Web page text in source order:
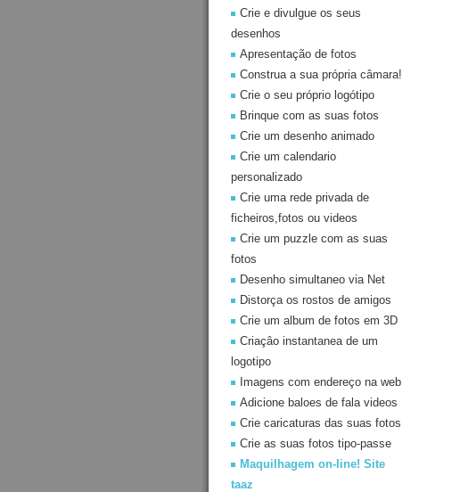
Crie e divulgue os seus
desenhos
Apresentação de fotos
Construa a sua própria câmara!
Crie o seu próprio logótipo
Brinque com as suas fotos
Crie um desenho animado
Crie um calendario
personalizado
Crie uma rede privada de
ficheiros,fotos ou videos
Crie um puzzle com as suas
fotos
Desenho simultaneo via Net
Distorça os rostos de amigos
Crie um album de fotos em 3D
Criaçâo instantanea de um
logotipo
Imagens com endereço na web
Adicione baloes de fala videos
Crie caricaturas das suas fotos
Crie as suas fotos tipo-passe
Maquilhagem on-line! Site
taaz